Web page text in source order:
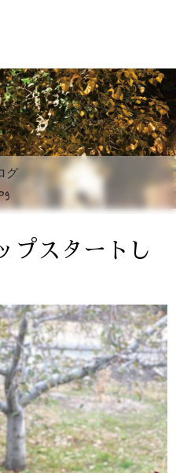
グ
プスタートし